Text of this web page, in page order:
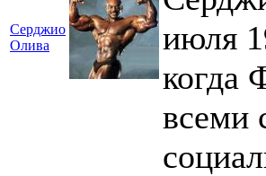
Серджио
Олива
июля
когда
всеми